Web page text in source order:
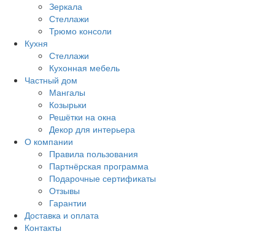
Зеркала
Стеллажи
Трюмо консоли
Кухня
Стеллажи
Кухонная мебель
Частный дом
Мангалы
Козырьки
Решётки на окна
Декор для интерьера
О компании
Правила пользования
Партнёрская программа
Подарочные сертификаты
Отзывы
Гарантии
Доставка и оплата
Контакты